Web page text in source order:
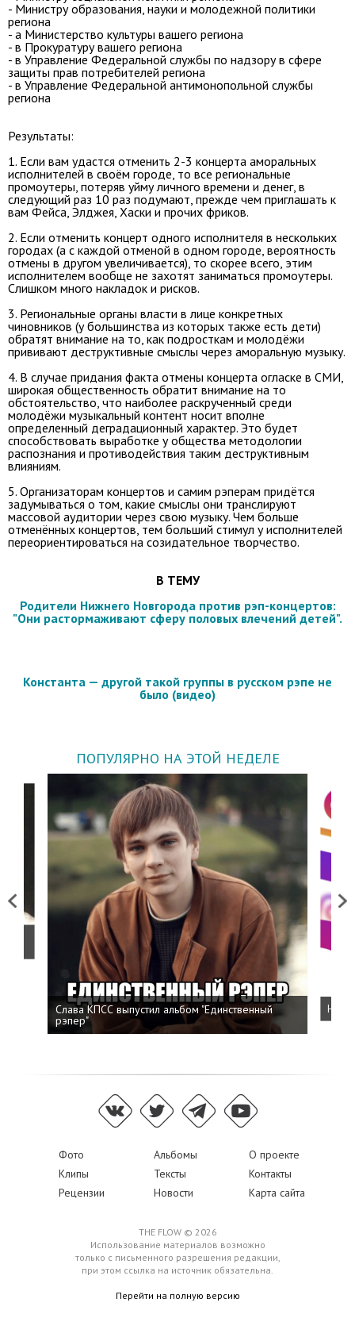
- Министру образования, науки и молодежной политики
региона
- а Министерство культуры вашего региона
- в Прокуратуру вашего региона
- в Управление Федеральной службы по надзору в сфере
защиты прав потребителей региона
- в Управление Федеральной антимонопольной службы
региона
Результаты:
1. Если вам удастся отменить 2-3 концерта аморальных
исполнителей в своём городе, то все региональные
промоутеры, потеряв уйму личного времени и денег, в
следующий раз 10 раз подумают, прежде чем приглашать к
вам Фейса, Элджея, Хаски и прочих фриков.
2. Если отменить концерт одного исполнителя в нескольких
городах (а с каждой отменой в одном городе, вероятность
отмены в другом увеличивается), то скорее всего, этим
исполнителем вообще не захотят заниматься промоутеры.
Слишком много накладок и рисков.
3. Региональные органы власти в лице конкретных
чиновников (у большинства из которых также есть дети)
обратят внимание на то, как подросткам и молодёжи
прививают деструктивные смыслы через аморальную музыку.
4. В случае придания факта отмены концерта огласке в СМИ,
широкая общественность обратит внимание на то
обстоятельство, что наиболее раскрученный среди
молодёжи музыкальный контент носит вполне
определенный деградационный характер. Это будет
способствовать выработке у общества методологии
распознания и противодействия таким деструктивным
влияниям.
5. Организаторам концертов и самим рэперам придётся
задумываться о том, какие смыслы они транслируют
массовой аудитории через свою музыку. Чем больше
отменённых концертов, тем больший стимул у исполнителей
переориентироваться на созидательное творчество.
В ТЕМУ
Родители Нижнего Новгорода против рэп-концертов:
"Они растормаживают сферу половых влечений детей".
Константа — другой такой группы в русском рэпе не
было (видео)
ПОПУЛЯРНО НА ЭТОЙ НЕДЕЛЕ
Previous
Слава КПСС выпустил альбом "Единственный
рэпер"
Next
Фото Альбомы
О проекте
Клипы
Тексты
Контакты
Рецензии
Новости Карта сайта
THE FLOW © 2026
Использование материалов возможно
только с письменного разрешения редакции,
при этом ссылка на источник обязательна.
Перейти на полную версию